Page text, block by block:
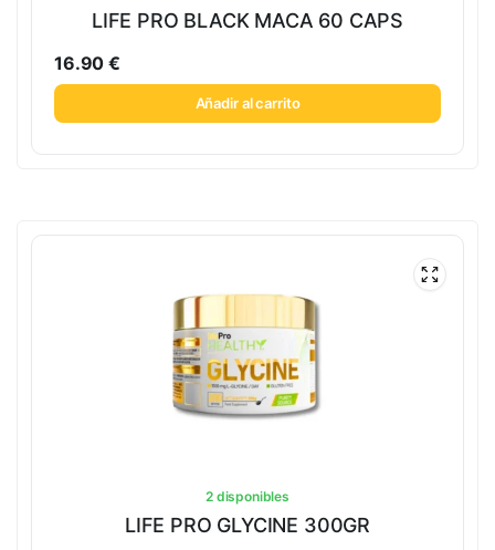
LIFE PRO BLACK MACA 60 CAPS
16.90€
Añadir al carrito
2 disponibles
LIFE PRO GLYCINE 300GR